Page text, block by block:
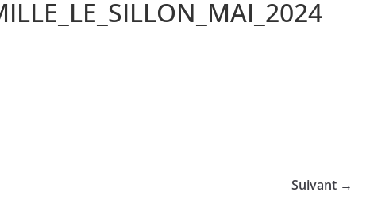
Suivant →